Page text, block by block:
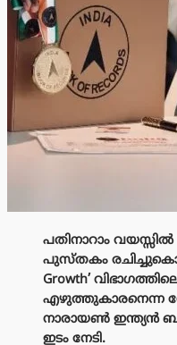
പതിനാറാം വയസ്സിൽ
പുസ്തകം
Growth’
എഴുത്തുകാരനെന്ന
നാരായൺ ഇന്ത്യൻ
ഇടം നേടി.